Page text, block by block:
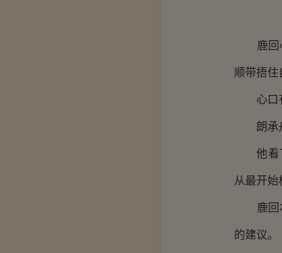
鹿回心
顺带捂住
心口有
朗承舟
他看了
从最开始
鹿回本
的建议。